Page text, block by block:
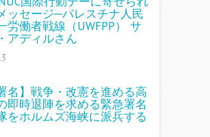
ッセージ─パレスチナ人民
労働者戦線（UWFPP） サ
アディルさん
名】戦争・改憲を進める高
即時退陣を求める緊急署名
をホルムズ海峡に派兵する